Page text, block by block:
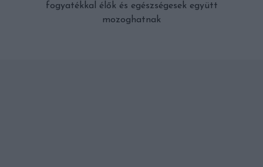
fogyatékkal élők és egészségesek együtt
mozoghatnak